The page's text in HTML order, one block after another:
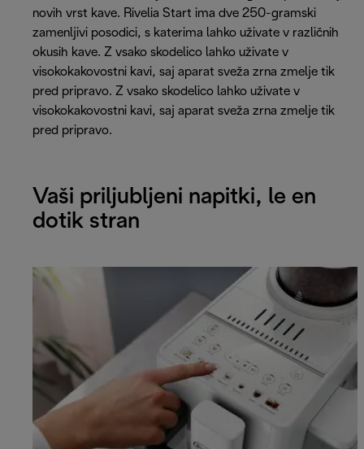
novih vrst kave. Rivelia Start ima dve 250-gramski
zamenljivi posodici, s katerima lahko uživate v različnih
okusih kave. Z vsako skodelico lahko uživate v
visokokakovostni kavi, saj aparat sveža zrna zmelje tik
pred pripravo. Z vsako skodelico lahko uživate v
visokokakovostni kavi, saj aparat sveža zrna zmelje tik
pred pripravo.
Vaši priljubljeni napitki, le en
dotik stran